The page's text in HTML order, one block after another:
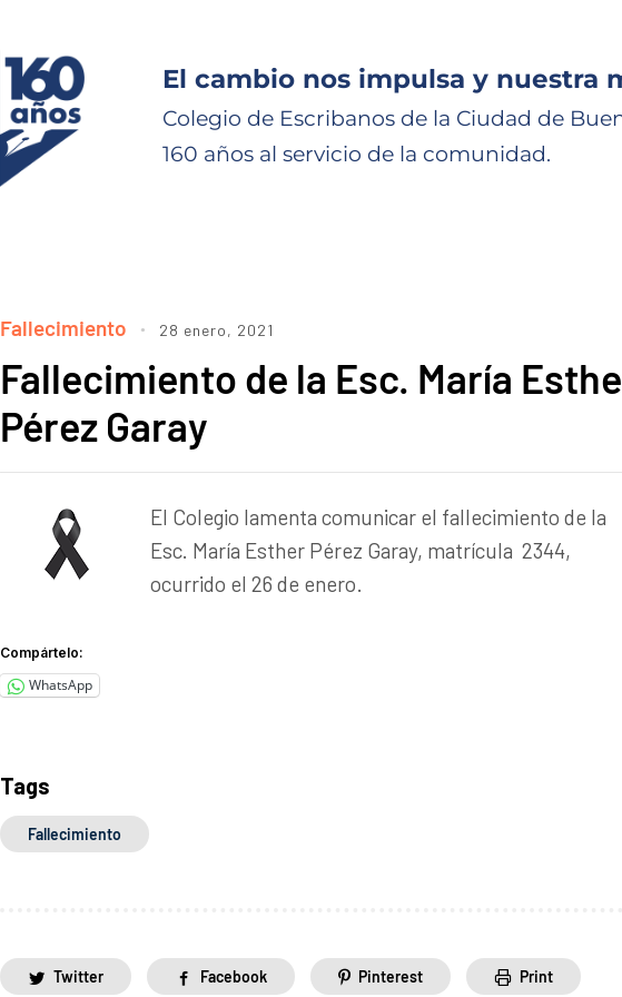
El cambio nos impulsa y nuestra
Colegio de Escribanos de la Ciudad de
160 años al servicio de la comunidad.
Fallecimiento 28 enero, 2021
Fallecimiento de la Esc. María
Pérez Garay
El Colegio lamenta comunicar el fallecimiento de la
Esc. María Esther Pérez Garay, matrícula 2344,
ocurrido el 26 de enero.
Compártelo:
WhatsApp
Tags
Fallecimiento
Twitter Facebook Pinterest Print